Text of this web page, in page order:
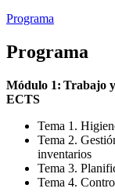
Programa
Programa
Módulo 1: Trabajo
ECTS
Tema 1.
Tema 2.
inventarios
Tema 3.
Tema 4.